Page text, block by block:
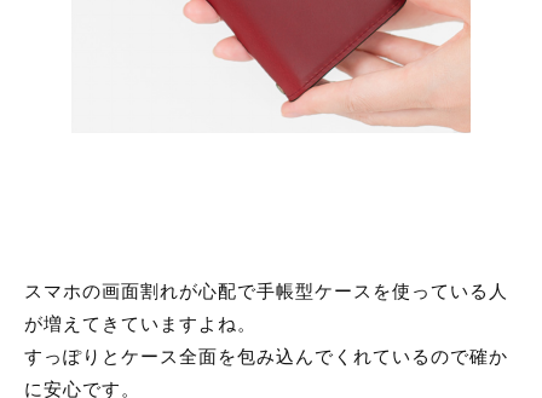
スマホの画面割れが心配で手帳型ケースを使っている人
が増えてきていますよね。
すっぽりとケース全面を包み込んでくれているので確か
に安心です。